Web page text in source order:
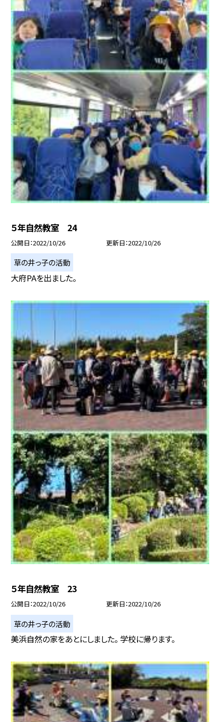
５年自然教室 24
公開日 2022/10/26 更新日 2022/10/26
草の井っ子の活動
大府PAを出ました。
５年自然教室 23
公開日 2022/10/26 更新日 2022/10/26
草の井っ子の活動
美浜自然の家をあとにしました。 学校に帰ります。